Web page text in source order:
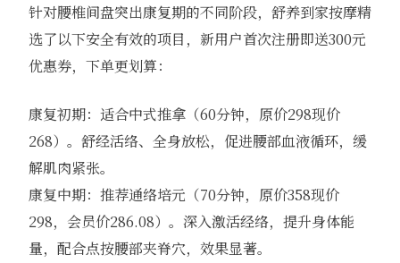
针对腰椎间盘突出康复期的不同阶段，舒养到家按摩精
选了以下安全有效的项目，新用户首次注册即送300元
优惠券，下单更划算：
康复初期：适合中式推拿（60分钟，原价298现价
268）。舒经活络、全身放松，促进腰部血液循环，缓
解肌肉紧张。
康复中期：推荐通络培元（70分钟，原价358现价
298，会员价286.08）。深入激活经络，提升身体能
量，配合点按腰部夹脊穴，效果显著。